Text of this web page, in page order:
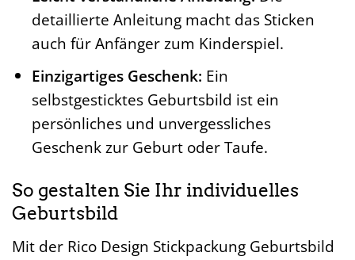
detaillierte Anleitung macht das Sticken
auch für Anfänger zum Kinderspiel.
Einzigartiges Geschenk: Ein
selbstgesticktes Geburtsbild ist ein
persönliches und unvergessliches
Geschenk zur Geburt oder Taufe.
So gestalten Sie Ihr individuelles
Geburtsbild
Mit der Rico Design Stickpackung Geburtsbild